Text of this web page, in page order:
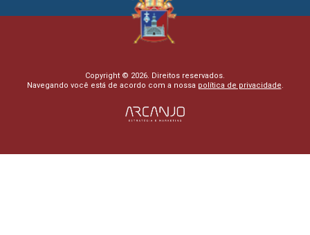
Copyright © 2026. Direitos reservados.
Navegando você está de acordo com a nossa política de privacidade.